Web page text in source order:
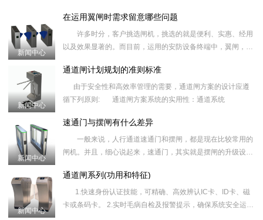
新闻中心
在运用翼闸时需求留意哪些问题
许多时分，客户挑选闸机，挑选的就是便利、实惠、经用
以及效果显著的。而目前，运用的安防设备终端中，翼闸，是
新闻中心
通道闸计划规划的准则标准
由于安全性和高效率管理的需要，通道闸方案的设计应遵
循下列原则: 通道闸方案系统的实用性：通道系统
新闻中心
速通门与摆闸有什么差异
一般来说，人行通道速通门和摆闸，都是现在比较常用的
闸机。并且，细心说起来，速通门，其实就是摆闸的升级设
新闻中心
通道闸系列(功用和特征)
1.快速身份认证技能，可精确、高效辨认IC卡、ID卡、磁
卡或条码卡。 2.实时毛病自检及报警提示，确保系统安全运